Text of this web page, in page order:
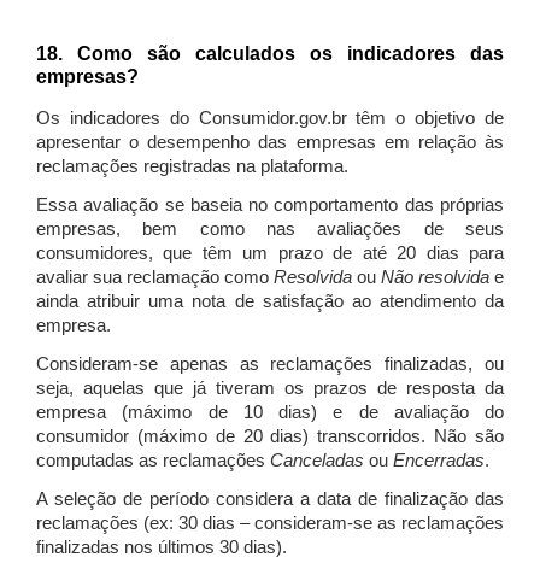
18. Como são calculados os indicadores das
empresas?
Os indicadores do Consumidor.gov.br têm o objetivo de
apresentar o desempenho das empresas em relação às
reclamações registradas na plataforma.
Essa avaliação se baseia no comportamento das próprias
empresas, bem como nas avaliações de seus
consumidores, que têm um prazo de até 20 dias para
avaliar sua reclamação como Resolvida ou Não resolvida e
ainda atribuir uma nota de satisfação ao atendimento da
empresa.
Consideram-se apenas as reclamações finalizadas, ou
seja, aquelas que já tiveram os prazos de resposta da
empresa (máximo de 10 dias) e de avaliação do
consumidor (máximo de 20 dias) transcorridos. Não são
computadas as reclamações Canceladas ou Encerradas.
A seleção de período considera a data de finalização das
reclamações (ex: 30 dias – consideram-se as reclamações
finalizadas nos últimos 30 dias).